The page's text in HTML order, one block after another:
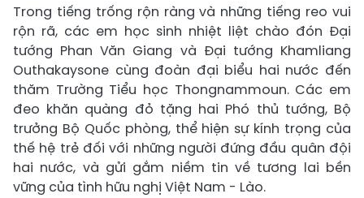
Trong tiếng trống rộn ràng và những tiếng reo vui
rộn rã, các em học sinh nhiệt liệt chào đón Đại
tướng Phan Văn Giang và Đại tướng Khamliang
Outhakaysone cùng đoàn đại biểu hai nước đến
thăm Trường Tiểu học Thongnammoun. Các em
đeo khăn quàng đỏ tặng hai Phó thủ tướng, Bộ
trưởng Bộ Quốc phòng, thể hiện sự kính trọng của
thế hệ trẻ đối với những người đứng đầu quân đội
hai nước, và gửi gắm niềm tin về tương lai bền
vững của tình hữu nghị Việt Nam - Lào.